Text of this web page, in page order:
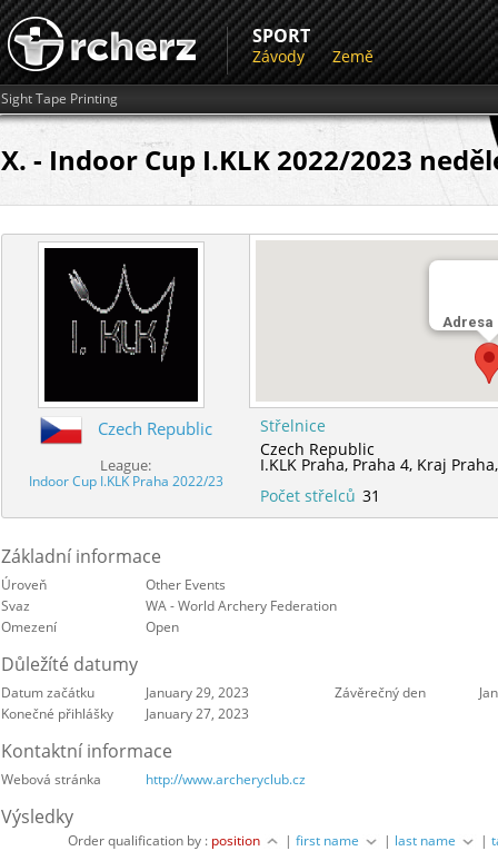
SPORT
Závody Země
Sight Tape Printing
X. - Indoor Cup I.KLK 2022/2023
Adresa
Czech Republic
League:
Indoor Cup I.KLK Praha 2022/23
Střelnice
Czech Republic
I.KLK Praha, Praha 4, Kraj
Počet střelců 31
Základní informace
Úroveň
Other Events
Svaz
WA - World Archery Federation
Omezení
Open
Důležíté datumy
Datum začátku January 29, 2023 Závěrečný den
Konečné přihlášky
January 27, 2023
Kontaktní informace
Webová stránka http://www.archeryclub.cz
Výsledky
Order qualification by : position |first name | last name |